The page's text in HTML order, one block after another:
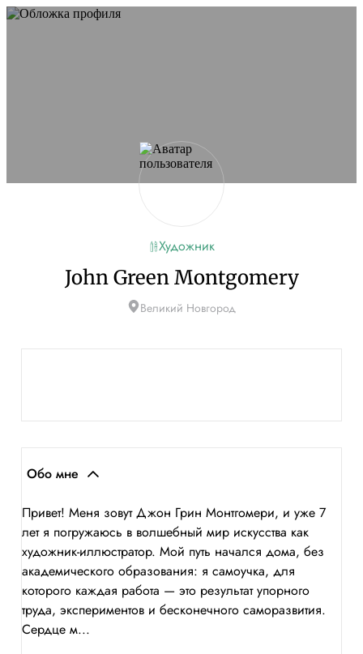
Художник
John Green Montgomery
Великий Новгород
Обо мне
Привет! Меня зовут Джон Грин Монтгомери, и уже 7
лет я погружаюсь в волшебный мир искусства как
художник-иллюстратор. Мой путь начался дома, без
академического образования: я самоучка, для
которого каждая работа — это результат упорного
труда, экспериментов и бесконечного саморазвития.
Сердце м...